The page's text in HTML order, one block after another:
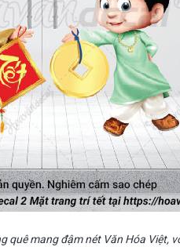
quê mang đậm nét Văn Hóa Việt,